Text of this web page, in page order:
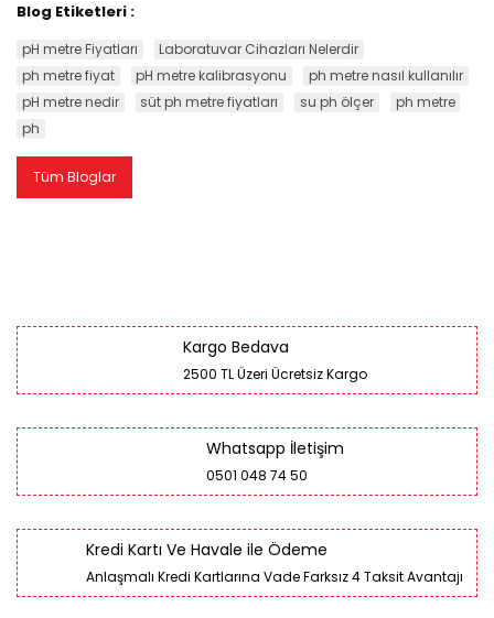
Blog Etiketleri :
pH metre Fiyatları
Laboratuvar Cihazları Nelerdir
ph metre fiyat
pH metre kalibrasyonu
ph metre nasıl kullanılır
pH metre nedir
süt ph metre fiyatları su ph ölçer
ph metre
ph
Tüm Bloglar
Kargo Bedava
2500 TL Üzeri Ücretsiz Kargo
Whatsapp İletişim
0501 048 74 50
Kredi Kartı Ve Havale ile Ödeme
Anlaşmalı Kredi Kartlarına Vade Farksız 4 Taksit Avantajı